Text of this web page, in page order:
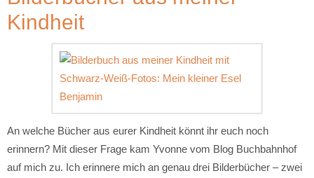
Kindheit
An welche Bücher aus eurer Kindheit könnt ihr euch noch
erinnern? Mit dieser Frage kam Yvonne vom Blog Buchbahnhof
auf mich zu. Ich erinnere mich an genau drei Bilderbücher – zwei